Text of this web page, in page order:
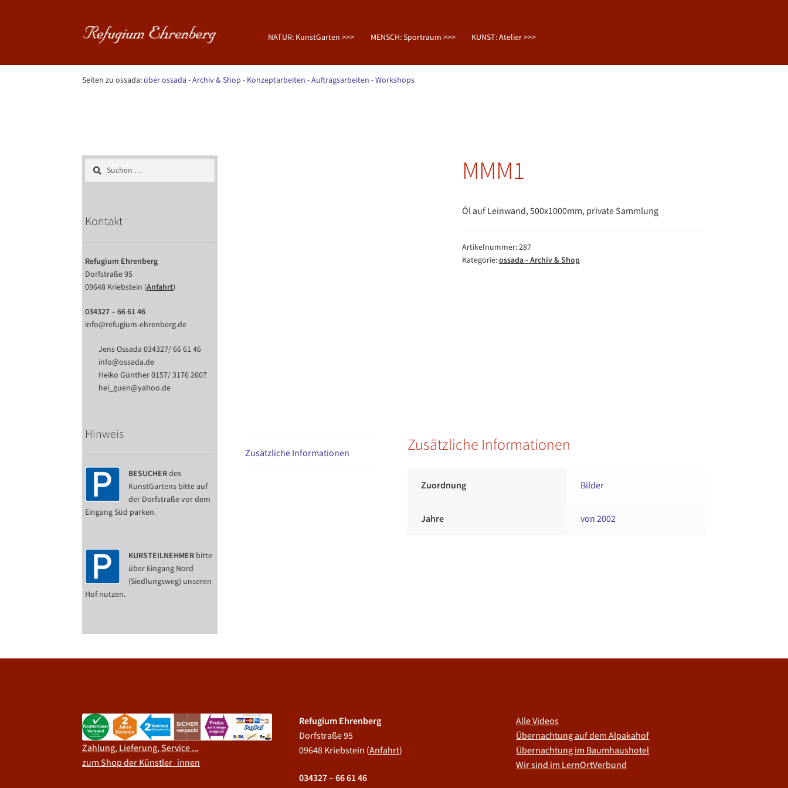
Zur
Navigation
Zum
Inhalt
NATUR: KunstGarten >>> MENSCH: Sportraum >>> KUNST: Atelier >>>
Seiten zu ossada: über ossada - Archiv & Shop - Konzeptarbeiten - Auftragsarbeiten - Workshops
MMM1
Öl auf Leinwand, 500x1000mm, private Sammlung
Artikelnummer:287
Kategorie:ossada - Archiv & Shop
Zusätzliche Informationen Zusätzliche Informationen
Zuordnung Bilder
Jahre von 2002
Suchen
nach:
Kontakt
Refugium Ehrenberg
Dorfstraße 95
09648 Kriebstein (Anfahrt)
034327 – 66 61 46
info@refugium-ehrenberg.de
Jens Ossada 034327/ 66 61 46
info@ossada.de
Heiko Günther 0157/ 3176 2607
hei_guen@yahoo.de
Hinweis
BESUCHERdes
KunstGartens bitte auf
der Dorfstraße vor dem
Eingang Süd parken.
KURSTEILNEHMER bitte
über Eingang Nord
(Siedlungsweg) unseren
Hof nutzen.
Zahlung, Lieferung, Service ...
zum Shop der Künstler_innen
Refugium Ehrenberg
Dorfstraße 95
09648 Kriebstein (Anfahrt)
034327 – 66 61 46
Alle Videos
Übernachtung auf dem Alpakahof
Übernachtung im Baumhaushotel
Wir sind im LernOrtVerbund